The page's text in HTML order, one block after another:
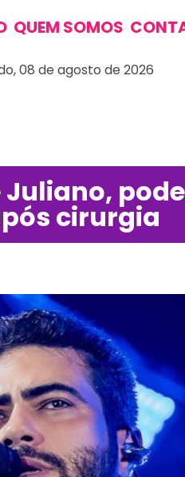
QUEM SOMOS
08 de agosto de 2026
cirurgia